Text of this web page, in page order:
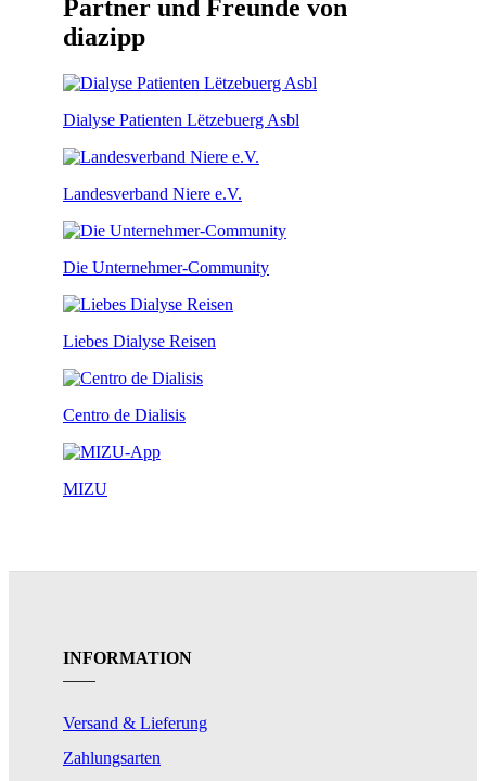
Partner und Freunde von
diazipp
Dialyse Patienten Lëtzebuerg Asbl
Landesverband Niere e.V.
Die Unternehmer-Community
Liebes Dialyse Reisen
Centro de Dialisis
MIZU
INFORMATION
Versand & Lieferung
Zahlungsarten